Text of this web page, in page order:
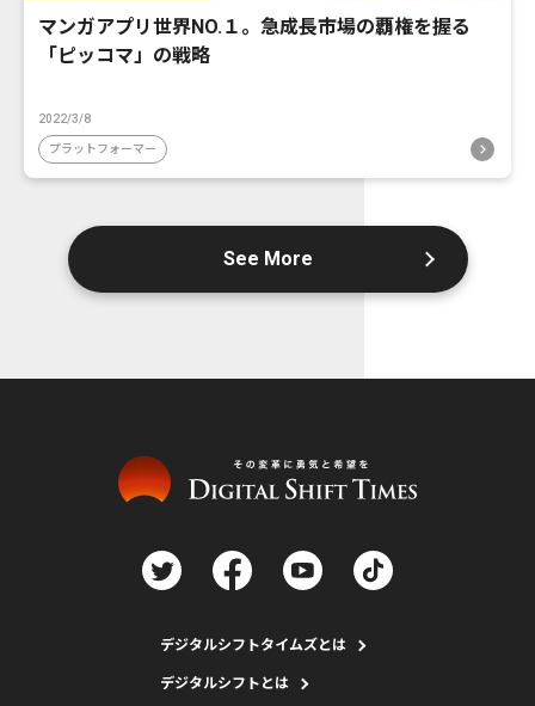
マンガアプリ世界NO.１。急成長市場の覇権を握る
「ピッコマ」の戦略
2022/3/8
プラットフォーマー
See More
デジタルシフトタイムズとは
デジタルシフトとは